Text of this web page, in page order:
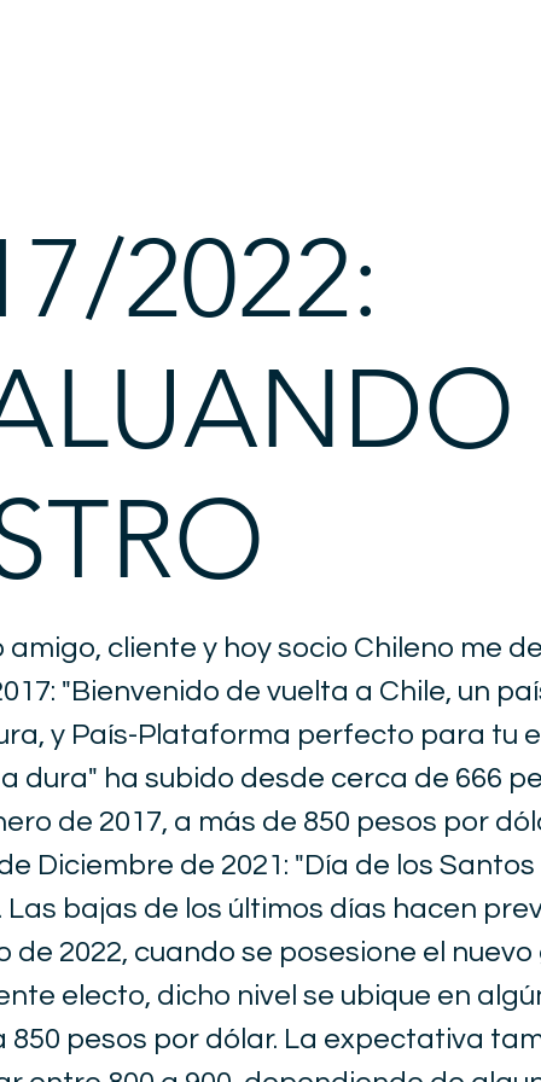
2022:
amigo, cliente y hoy socio Chileno me
"Bienvenido de vuelta a Chile, un
y País-Plataforma perfecto para tu
dura" ha subido desde cerca de 666
de 2017, a más de 850 pesos por
Diciembre de 2021: "Día de los Santos
Las bajas de los últimos días hacen
de 2022, cuando se posesione el
electo, dicho nivel se ubique en
850 pesos por dólar. La expectativa